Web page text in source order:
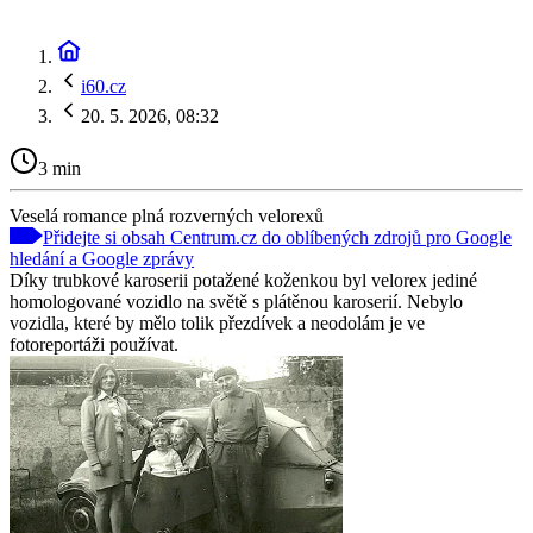
i60.cz
20. 5. 2026, 08:32
3 min
Veselá romance plná rozverných velorexů
Přidejte si obsah Centrum.cz do oblíbených zdrojů pro Google
hledání a Google zprávy
Díky trubkové karoserii potažené koženkou byl velorex jediné
homologované vozidlo na světě s plátěnou karoserií. Nebylo
vozidla, které by mělo tolik přezdívek a neodolám je ve
fotoreportáži používat.